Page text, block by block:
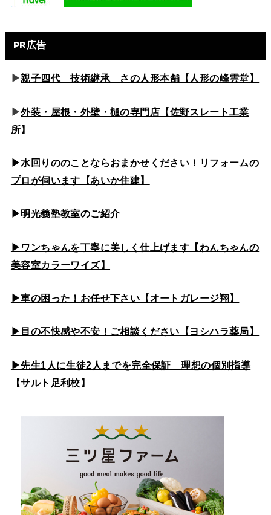
PR広告
▶親子四代 技術継承 さの人形本舗【人形の峰雲堂】
▶外装・屋根・外壁・樋の専門店【佐野スレート工業
所】
▶水回りののことならおまかせください！リフォームの
プロが伺います【あいか住建】
▶明光義塾教室のご紹介
▶ワンちゃんを丁寧に美しく仕上げます【わんちゃんの
美容室カラーワイズ】
▶車の困った！お任せ下さい【オートガレージ翔】
▶目の不快感や不安！ご相談ください【ヨシハラ薬局】
▶先生1人に生徒2人までを完全保証 理想の個別指導
【サルト足利校】